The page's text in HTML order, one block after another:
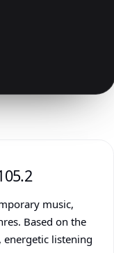
music,
Based on the
listening